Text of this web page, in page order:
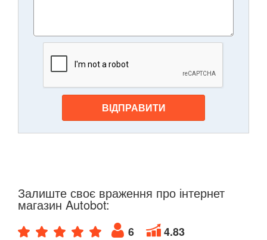
ВІДПРАВИТИ
Залиште своє враження про інтернет
магазин Autobot:
6 4.83